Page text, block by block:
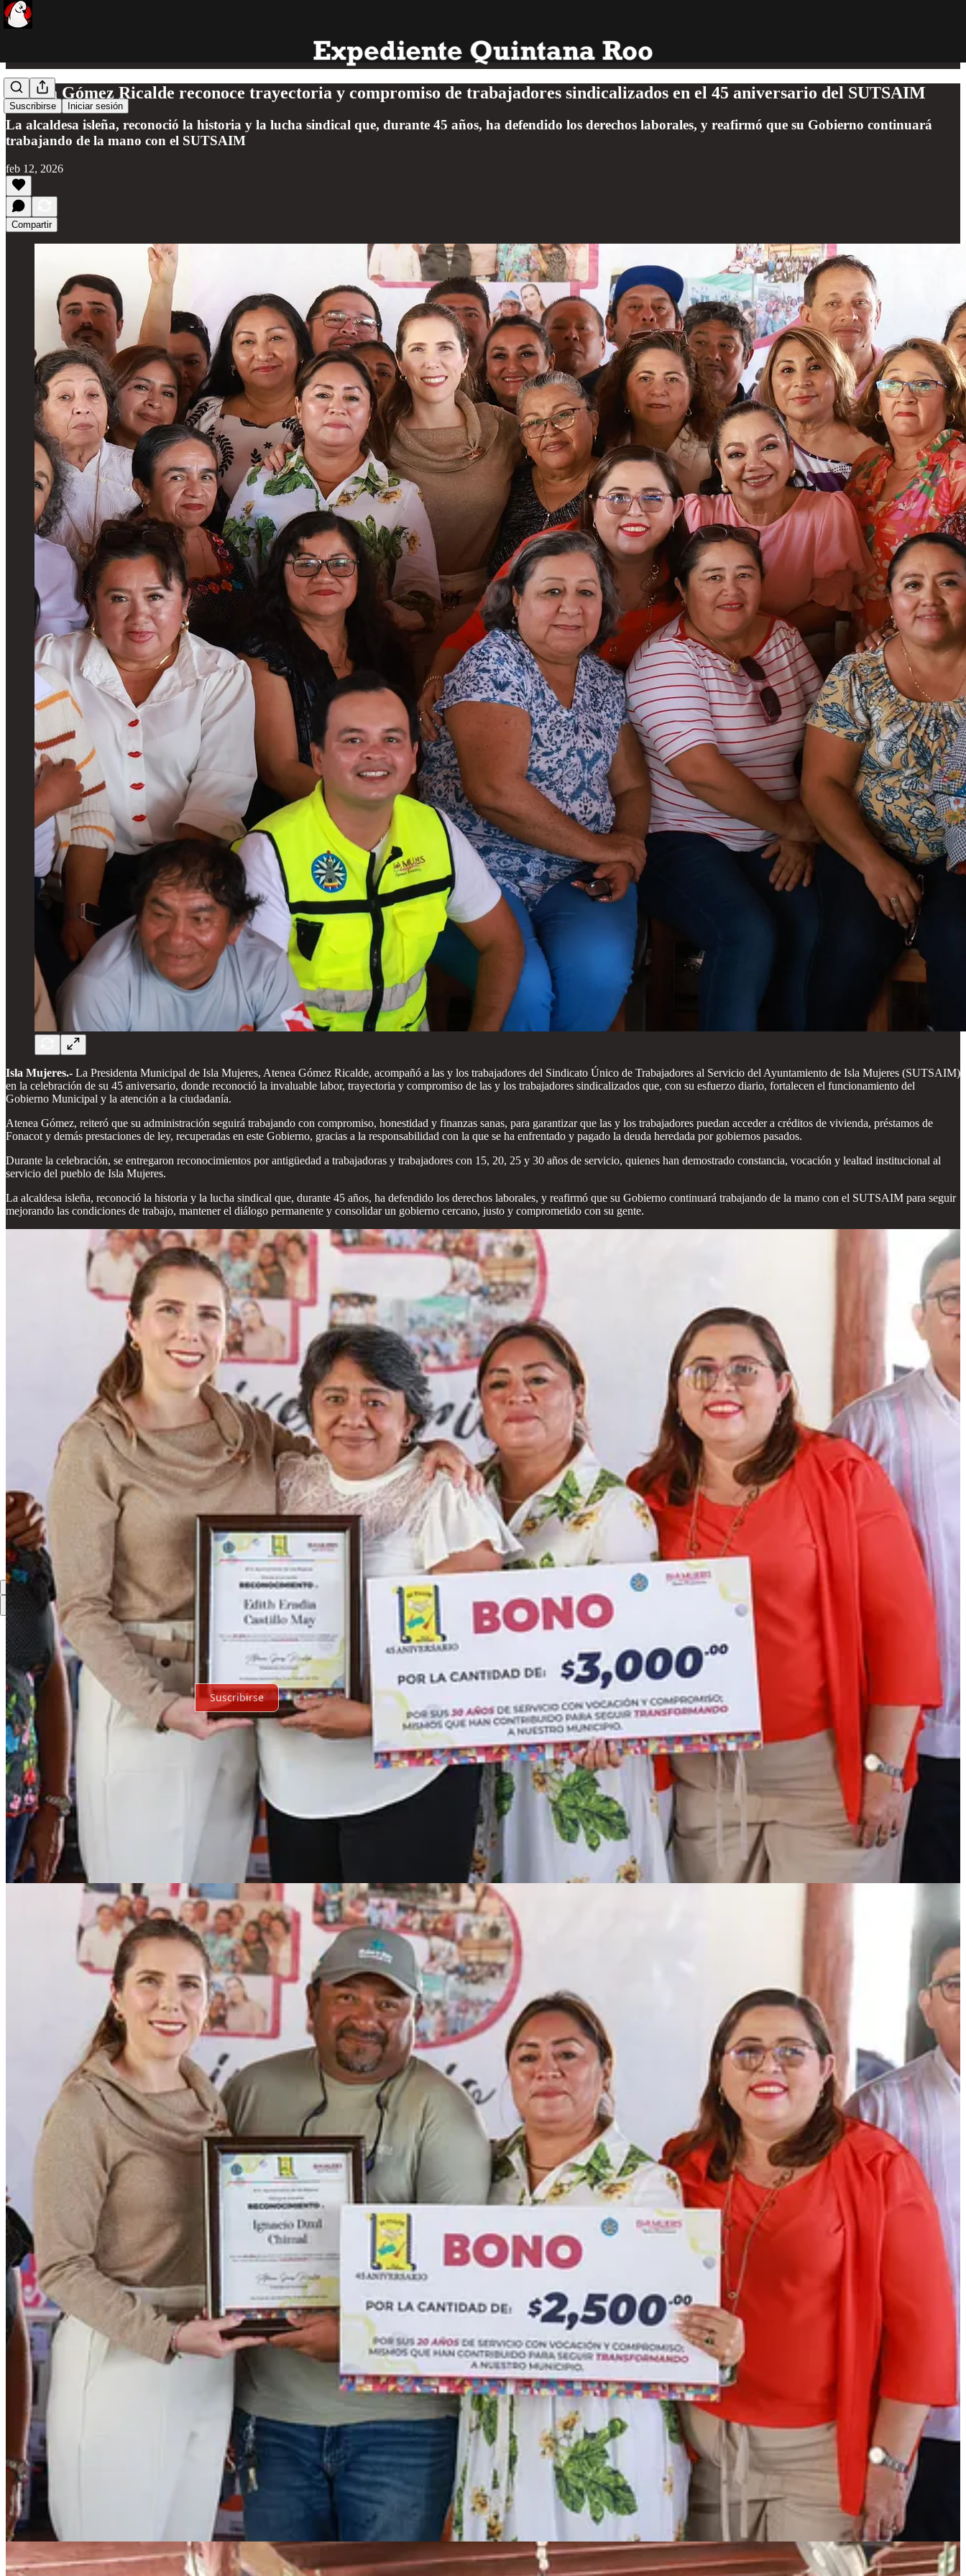
Suscribirse Iniciar sesión
Atenea Gómez Ricalde reconoce trayectoria y compromiso de trabajadores sindicalizados en el 45 aniversario del SUTSAIM
La alcaldesa isleña, reconoció la historia y la lucha sindical que, durante 45 años, ha defendido los derechos laborales, y reafirmó que su Gobierno continuará
trabajando de la mano con el SUTSAIM
feb 12, 2026
Compartir
Isla Mujeres.- La Presidenta Municipal de Isla Mujeres, Atenea Gómez Ricalde, acompañó a las y los trabajadores del Sindicato Único de Trabajadores al Servicio del Ayuntamiento de Isla Mujeres (SUTSAIM)
en la celebración de su 45 aniversario, donde reconoció la invaluable labor, trayectoria y compromiso de las y los trabajadores sindicalizados que, con su esfuerzo diario, fortalecen el funcionamiento del
Gobierno Municipal y la atención a la ciudadanía.
Atenea Gómez, reiteró que su administración seguirá trabajando con compromiso, honestidad y finanzas sanas, para garantizar que las y los trabajadores puedan acceder a créditos de vivienda, préstamos de
Fonacot y demás prestaciones de ley, recuperadas en este Gobierno, gracias a la responsabilidad con la que se ha enfrentado y pagado la deuda heredada por gobiernos pasados.
Durante la celebración, se entregaron reconocimientos por antigüedad a trabajadoras y trabajadores con 15, 20, 25 y 30 años de servicio, quienes han demostrado constancia, vocación y lealtad institucional al
servicio del pueblo de Isla Mujeres.
La alcaldesa isleña, reconoció la historia y la lucha sindical que, durante 45 años, ha defendido los derechos laborales, y reafirmó que su Gobierno continuará trabajando de la mano con el SUTSAIM para seguir
mejorando las condiciones de trabajo, mantener el diálogo permanente y consolidar un gobierno cercano, justo y comprometido con su gente.
Discusión sobre este post
Comentarios
Lo mejor de Debates
Sin posts
Por supuesto, sigue adelante.
Suscribirse
© 2026 Expediente Quintana Roo· Privacidad∙Términos∙Aviso de recolección
Crea tu Substack
Descargar la app
Substack es el hogar de la gran cultura